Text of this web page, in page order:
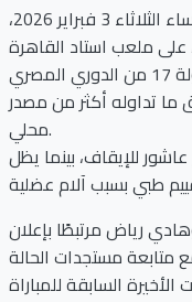
تُقام مباراة الأهلي أمام البنك الأهلي مساء الثلاثاء 3 فبراير 2026،
على ملعب استاد القاهرة
ما تداوله أكثر من مصدر
محلي.
للإيقاف، بينما يظل
رياض مرتبطًا بإعلان
متابعة مستجدات الحالة